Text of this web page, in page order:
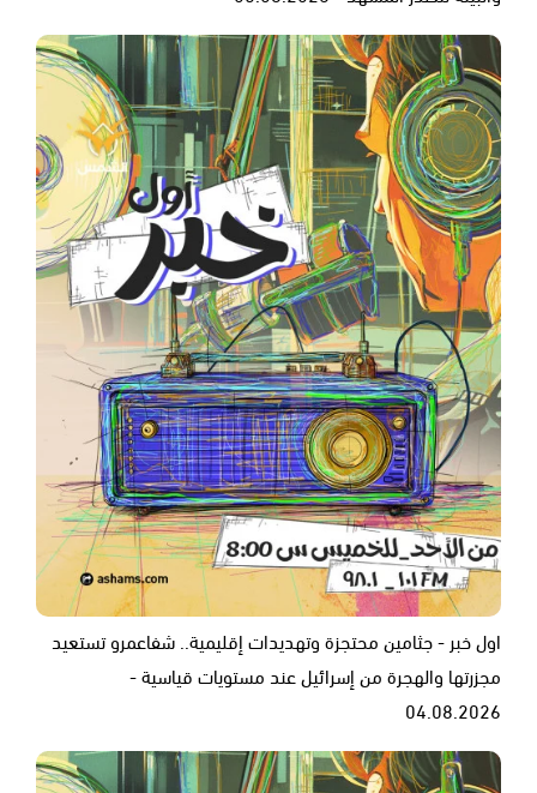
اول خبر - جثامين محتجزة وتهديدات إقليمية.. شفاعمرو تستعيد
مجزرتها والهجرة من إسرائيل عند مستويات قياسية -
04.08.2026